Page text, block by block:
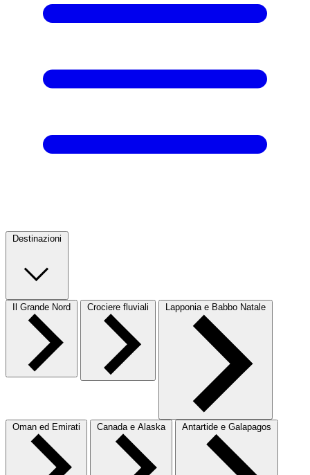
Destinazioni
Il Grande Nord Crociere fluviali Lapponia e Babbo Natale
Oman ed Emirati Canada e Alaska Antartide e Galapagos